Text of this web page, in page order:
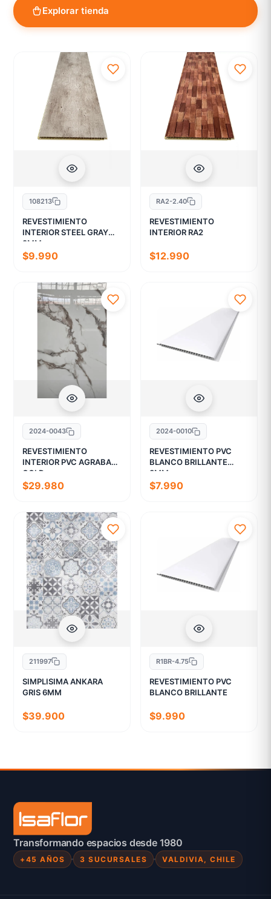
Explorar tienda
108213
REVESTIMIENTO
INTERIOR STEEL GRAY
9MM
$9.990
RA2-2.40
REVESTIMIENTO
INTERIOR RA2
$12.990
2024-0043
REVESTIMIENTO
INTERIOR PVC AGRABAH
GOLD
$29.980
2024-0010
REVESTIMIENTO PVC
BLANCO BRILLANTE
8MM
$7.990
211997
SIMPLISIMA ANKARA
GRIS 6MM
$39.900
R1BR-4.75
REVESTIMIENTO PVC
BLANCO BRILLANTE
$9.990
Transformando espacios desde 1980
+45 AÑOS 3 SUCURSALES VALDIVIA, CHILE